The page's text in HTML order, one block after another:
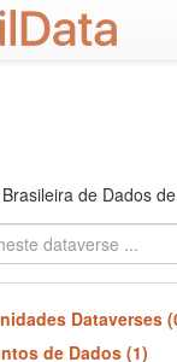
de Dados
Dataverses
de Dados (1)